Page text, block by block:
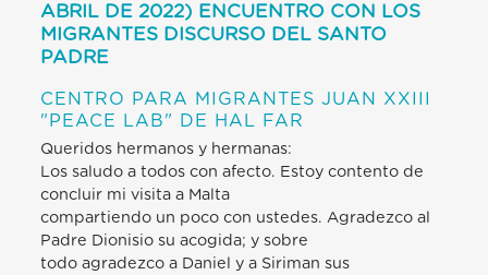
ABRIL DE 2022) ENCUENTRO CON LOS
MIGRANTES DISCURSO DEL SANTO
PADRE
CENTRO PARA MIGRANTES JUAN XXIII
"PEACE LAB" DE HAL FAR
Queridos hermanos y hermanas:
Los saludo a todos con afecto. Estoy contento de
concluir mi visita a Malta
compartiendo un poco con ustedes. Agradezco al
Padre Dionisio su acogida; y sobre
todo agradezco a Daniel y a Siriman sus